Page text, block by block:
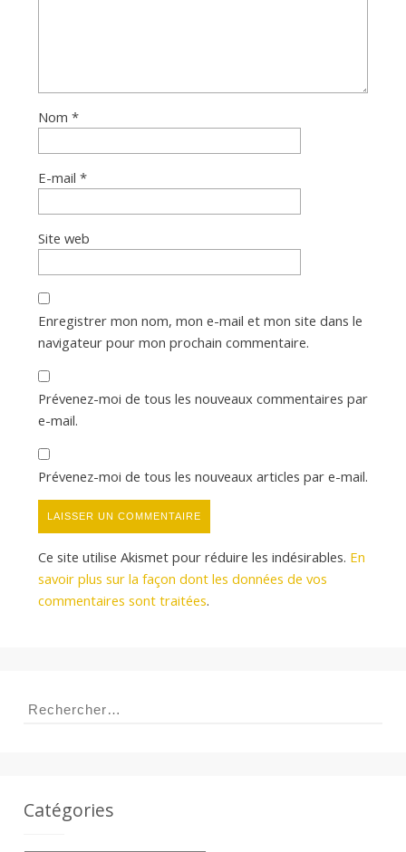
Nom *
E-mail *
Site web
Enregistrer mon nom, mon e-mail et mon site dans le
navigateur pour mon prochain commentaire.
Prévenez-moi de tous les nouveaux commentaires par
e-mail.
Prévenez-moi de tous les nouveaux articles par e-mail.
Ce site utilise Akismet pour réduire les indésirables. En
savoir plus sur la façon dont les données de vos
commentaires sont traitées.
Rechercher :
Catégories